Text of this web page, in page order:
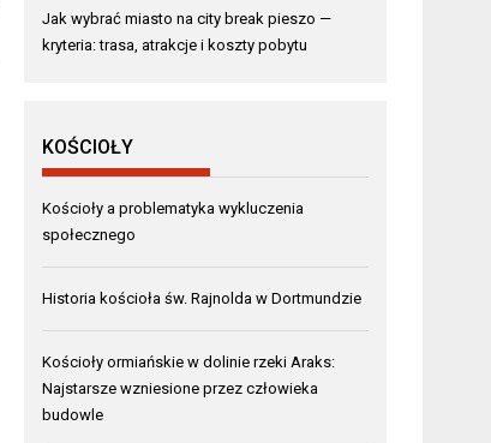
Jak wybrać miasto na city break pieszo —
kryteria: trasa, atrakcje i koszty pobytu
KOŚCIOŁY
Kościoły a problematyka wykluczenia
społecznego
Historia kościoła św. Rajnolda w Dortmundzie
Kościoły ormiańskie w dolinie rzeki Araks:
Najstarsze wzniesione przez człowieka
budowle